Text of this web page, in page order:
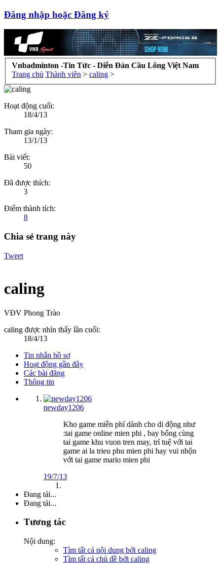
Đăng nhập hoặc Đăng ký
Vnbadminton -Tin Tức - Diễn Đàn Cầu Lông Việt Nam
Trang chủ Thành viên > caling >
Hoạt động cuối:
18/4/13
Tham gia ngày:
13/1/13
Bài viết:
50
Đã được thích:
3
Điểm thành tích:
8
Chia sẻ trang này
Tweet
caling
VĐV Phong Trào
caling được nhìn thấy lần cuối:
18/4/13
Tin nhắn hồ sơ
Hoạt động gần đây
Các bài đăng
Thông tin
newday1206
Kho game miễn phí dành cho di động như
:tai game online mien phi , bay bổng cùng
tai game khu vuon tren may, trí tuệ với tai
game ai la trieu phu mien phi hay vui nhộn
với tai game mario mien phi
19/7/13
Đang tải...
Đang tải...
Tương tác
Nội dung:
Tìm tất cả nội dung bởi caling
Tìm tất cả chủ đề bởi caling